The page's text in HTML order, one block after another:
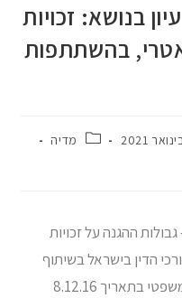
בנושא: זכויות
בהשתתפות
מדיה
ההגנה על זכויות
הדין בישראל בשיתוף
8.12.16